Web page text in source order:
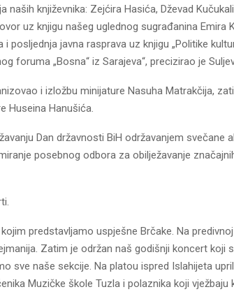
naših književnika: Zejćira Hasića, Dževad
uz knjigu našeg uglednog sugrađanina Emira
i posljednja javna rasprava uz knjigu „Politike
foruma „Bosna“ iz Sarajeva“, precizirao je
i izložbu minijature Nasuha Matrakčija,
Huseina Hanušića.
Dan državnosti BiH održavanjem svečane
posebnog odbora za obilježavanje
predstavljamo uspješne Brčake. Na
Zatim je održan naš godišnji koncert koji
sve naše sekcije. Na platou ispred Islahijeta
Muzičke škole Tuzla i polaznika koji vježbaju